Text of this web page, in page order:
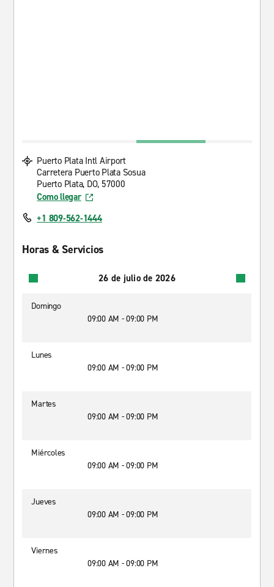
Puerto Plata Intl Airport
Carretera Puerto Plata Sosua
Puerto Plata, DO, 57000
Como llegar
+1 809-562-1444
Horas & Servicios
26 de julio de 2026
Domingo
09:00 AM - 09:00 PM
Lunes
09:00 AM - 09:00 PM
Martes
09:00 AM - 09:00 PM
Miércoles
09:00 AM - 09:00 PM
Jueves
09:00 AM - 09:00 PM
Viernes
09:00 AM - 09:00 PM